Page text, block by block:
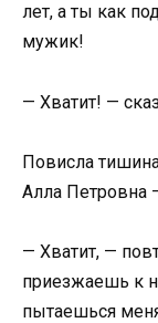
лет, а ты как
мужик!
— Хватит! —
Повисла
Алла Петровна
— Хватит, —
приезжаешь к
пытаешься